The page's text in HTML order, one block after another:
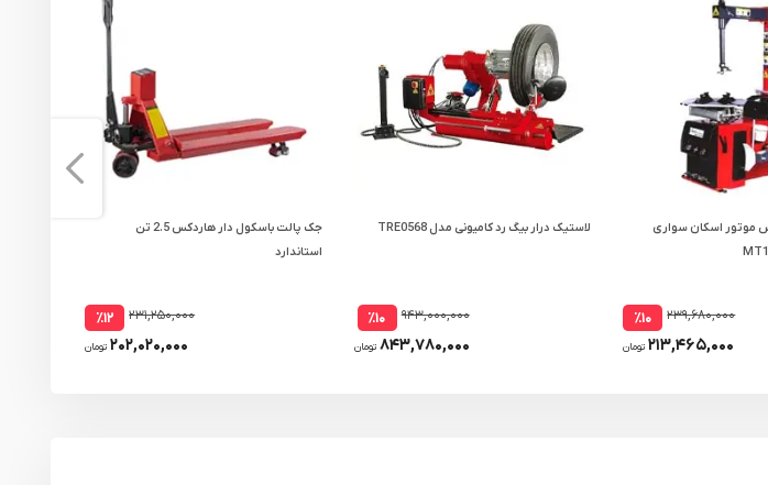
موتور اسکان سواری
۲۳۹,۶۸۰,۰۰۰ ٪۱۰
۲۱۳,۴۶۵,۰۰۰ تومان
لاستیک درار بیگ رد کامیونی مدل TRE0568
۹۴۳,۰۰۰,۰۰۰ ٪۱۰
۸۴۳,۷۸۰,۰۰۰ تومان
جک پالت باسکول دار هاردکس 2.5 تن
استاندارد
۲۳۱,۲۵۰,۰۰۰ ٪۱۲
۲۰۲,۰۲۰,۰۰۰ تومان